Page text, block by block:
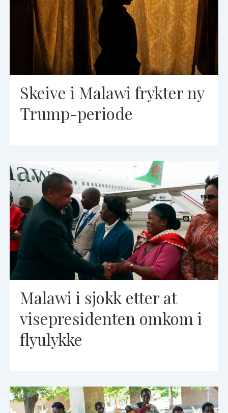
Skeive i Malawi frykter ny
Trump-periode
Malawi i sjokk etter at
visepresidenten omkom i
flyulykke